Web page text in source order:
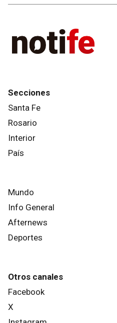
Secciones
Santa Fe
Rosario
Interior
País
Mundo
Info General
Afternews
Deportes
Otros canales
Facebook
X